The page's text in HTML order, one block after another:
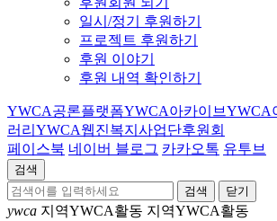
일시/정기 후원하기
프로젝트 후원하기
후원 이야기
후원 내역 확인하기
YWCA공론플랫폼YWCA아카이브YWCA
러리 YWCA웹진복지사업단후원회
페이스북 네이버 블로그 카카오톡 유투브
검색
닫기
ywca 지역YWCA활동 지역YWCA활동